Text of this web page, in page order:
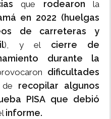
que rodearon la
en 2022 (huelgas
de carreteras y
), y el cierre de
durante la
dificultades
de recopilar algunos
PISA que debió
informe.